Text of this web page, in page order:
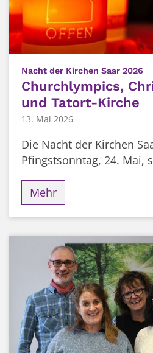
Nacht der Kirchen Saar 2026
Churchlympics,
und Tatort-Kirche
13. Mai 2026
Die Nacht der Kirchen
Pfingstsonntag, 24. Mai,
Mehr